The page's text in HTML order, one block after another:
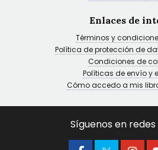
Enlaces de
Términos y
Política de protección de
Condiciones de
Políticas de envío y
Cómo accedo a mis
Síguenos en